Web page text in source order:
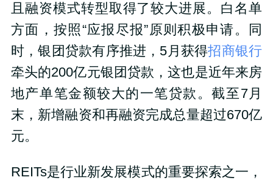
且融资模式转型取得了较大进展。白名单
方面，按照“应报尽报”原则积极申请。同
时，银团贷款有序推进，5月获得招商银行
牵头的200亿元银团贷款，这也是近年来房
地产单笔金额较大的一笔贷款。截至7月
末，新增融资和再融资完成总量超过670亿
元。
REITs是行业新发展模式的重要探索之一，